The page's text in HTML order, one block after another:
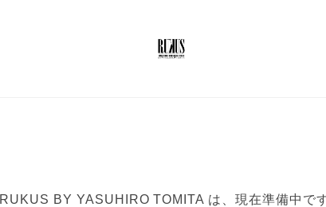
RUKUS BY YASUHIRO TOMITA は、現在準備中です